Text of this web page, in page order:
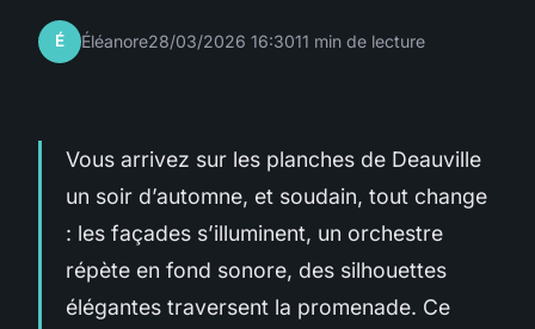
É Éléanore28/03/2026 16:3011 min de lecture
Vous arrivez sur les planches de Deauville
un soir d’automne, et soudain, tout change
: les façades s’illuminent, un orchestre
répète en fond sonore, des silhouettes
élégantes traversent la promenade. Ce